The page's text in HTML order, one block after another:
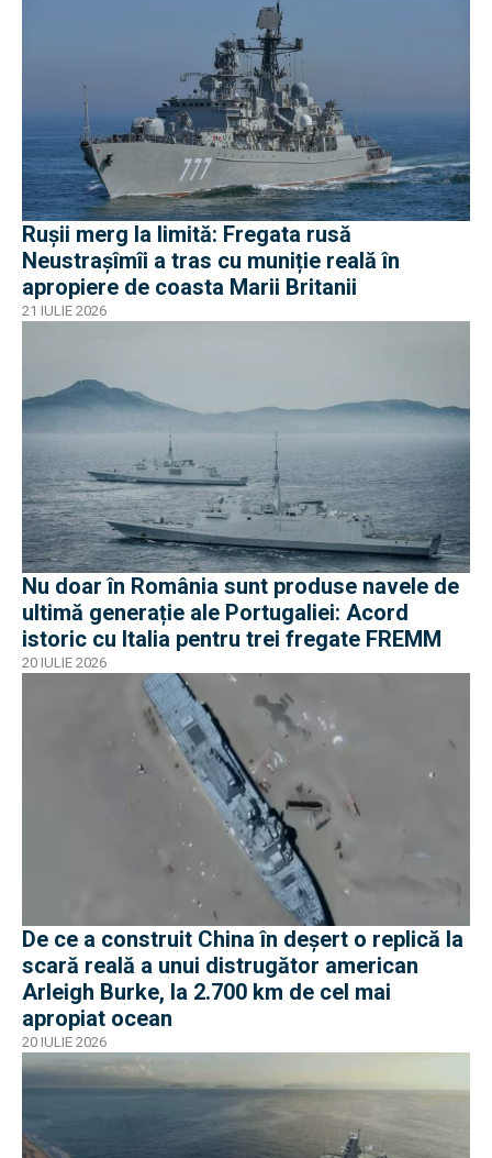
Rușii merg la limită: Fregata rusă
Neustrașîmîi a tras cu muniție reală în
apropiere de coasta Marii Britanii
21 IULIE 2026
Nu doar în România sunt produse navele de
ultimă generație ale Portugaliei: Acord
istoric cu Italia pentru trei fregate FREMM
20 IULIE 2026
De ce a construit China în deșert o replică la
scară reală a unui distrugător american
Arleigh Burke, la 2.700 km de cel mai
apropiat ocean
20 IULIE 2026